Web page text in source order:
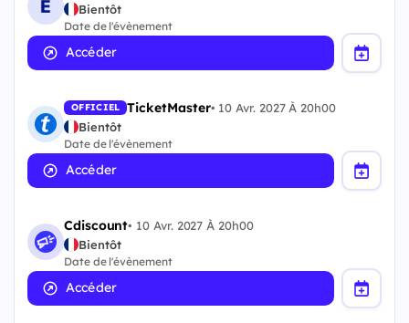
Bientôt
Date de l'évènement
Accéder
OFFICIEL TicketMaster• 10 Avr. 2027 À 20h00
Bientôt
Date de l'évènement
Accéder
Cdiscount• 10 Avr. 2027 À 20h00
Bientôt
Date de l'évènement
Accéder